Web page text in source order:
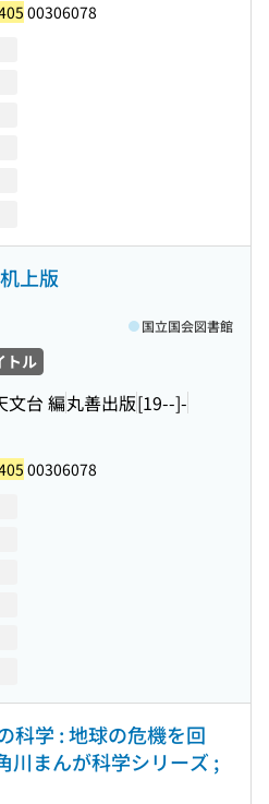
00306078
上版
トル
文台 編丸善出版[19--]-
国立国会図書館
00306078
科学 : 地球の危機を回
川まんが科学シリーズ ;